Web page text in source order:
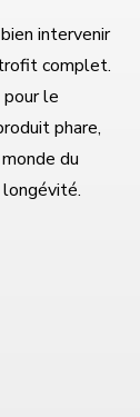
intervenir
complet.
le
phare,
du